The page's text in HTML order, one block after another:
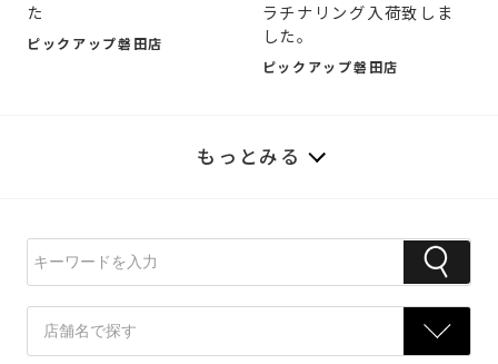
た
ピックアップ磐田店
ラチナリング入荷致しま
した。
ピックアップ磐田店
もっとみる